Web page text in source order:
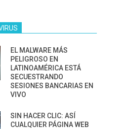
EL MALWARE MÁS
PELIGROSO EN
LATINOAMÉRICA ESTÁ
SECUESTRANDO
SESIONES BANCARIAS EN
VIVO
SIN HACER CLIC: ASÍ
CUALQUIER PÁGINA WEB